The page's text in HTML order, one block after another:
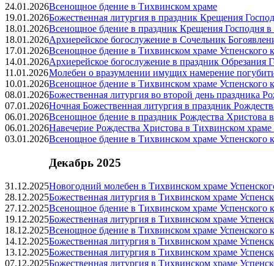
24.01.2026Всенощное бдение в Тихвинском храме
19.01.2026Божественная литургия в праздник Крещения
18.01.2026Всенощное бдение в праздник Крещения Господня
18.01.2026Архиерейское богослужение в Сочельник
17.01.2026Всенощное бдение в Тихвинском храме Успенского
14.01.2026Архиерейское богослужение в праздник Обрезания
11.01.2026Молебен о вразумлении имущих намерение
10.01.2026Всенощное бдение в Тихвинском храме Успенского
08.01.2026Божественная литургия во второй день праздника
07.01.2026Ночная Божественная литургия в праздник
06.01.2026Всенощное бдение в праздник Рождества Христова
06.01.2026Навечерие Рождества Христова в Тихвинском храме
03.01.2026Всенощное бдение в Тихвинском храме Успенского
Декабрь 2025
31.12.2025Новогодний молебен в Тихвинском храме
28.12.2025Божественная литургия в Тихвинском храме
27.12.2025Всенощное бдение в Тихвинском храме Успенского
19.12.2025Божественная литургия в Тихвинском храме
18.12.2025Всенощное бдение в Тихвинском храме Успенского
14.12.2025Божественная литургия в Тихвинском храме
13.12.2025Божественная литургия в Тихвинском храме
07.12.2025Божественная литургия в Тихвинском храме